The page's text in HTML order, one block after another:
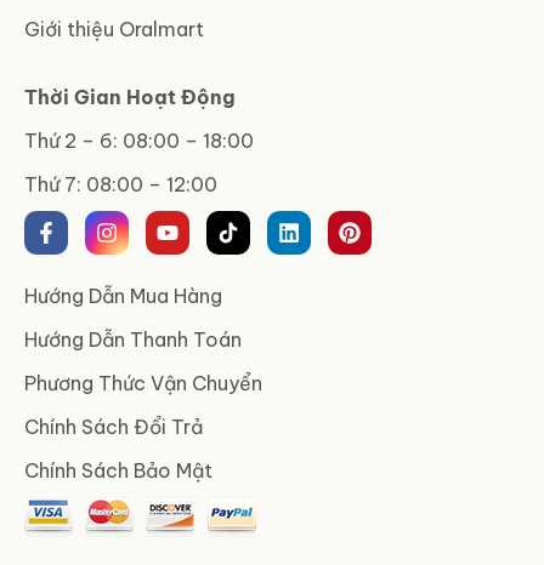
Giới thiệu Oralmart
Thời Gian Hoạt Động
Thứ 2 – 6: 08:00 – 18:00
Thứ 7: 08:00 – 12:00
Hướng Dẫn Mua Hàng
Hướng Dẫn Thanh Toán
Phương Thức Vận Chuyển
Chính Sách Đổi Trả
Chính Sách Bảo Mật